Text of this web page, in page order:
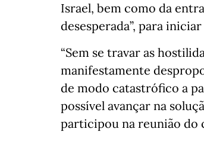
Israel, bem como da
desesperada”, para
“Sem se travar as
manifestamente
de modo catastrófico a
possível avançar na
participou na reunião do